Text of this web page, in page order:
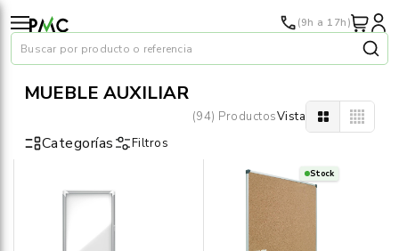
Papel
Material oficina
(9h a 17h)
Buscar por producto o referencia
MUEBLE AUXILIAR
Categorías Filtros
(94) ProductosVista
Stock